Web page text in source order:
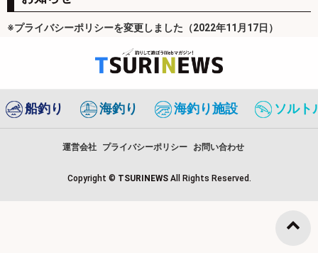
※プライバシーポリシーを変更しました（2022年11月17日）
船釣り 海釣り 海釣り施設 ソルト
運営会社 プライバシーポリシー お問い合わせ
Copyright © TSURINEWS All Rights Reserved.